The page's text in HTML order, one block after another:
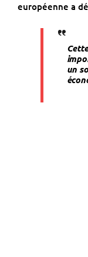
européenne a
un